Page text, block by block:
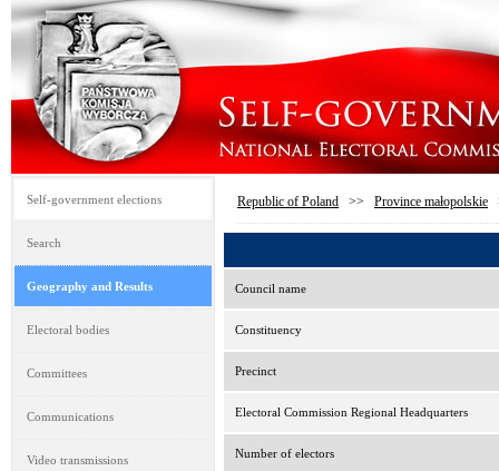
Self-government elections
Search
Geography and Results
Electoral bodies
Committees
Communications
Video transmissions
Republic of Poland >> Province małopolskie
Council name
Constituency
Precinct
Electoral Commission Regional Headquarters
Number of electors